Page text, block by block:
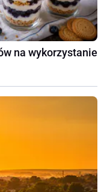
na wykorzystanie